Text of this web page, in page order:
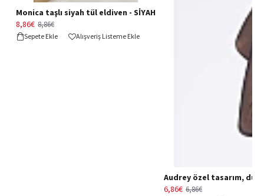
Monica taşlı siyah tül eldiven - SİYAH
8,86€ 8,86€
Sepete Ekle Alışveriş Listeme Ekle
Audrey özel tasarım,
6,86€ 6,86€